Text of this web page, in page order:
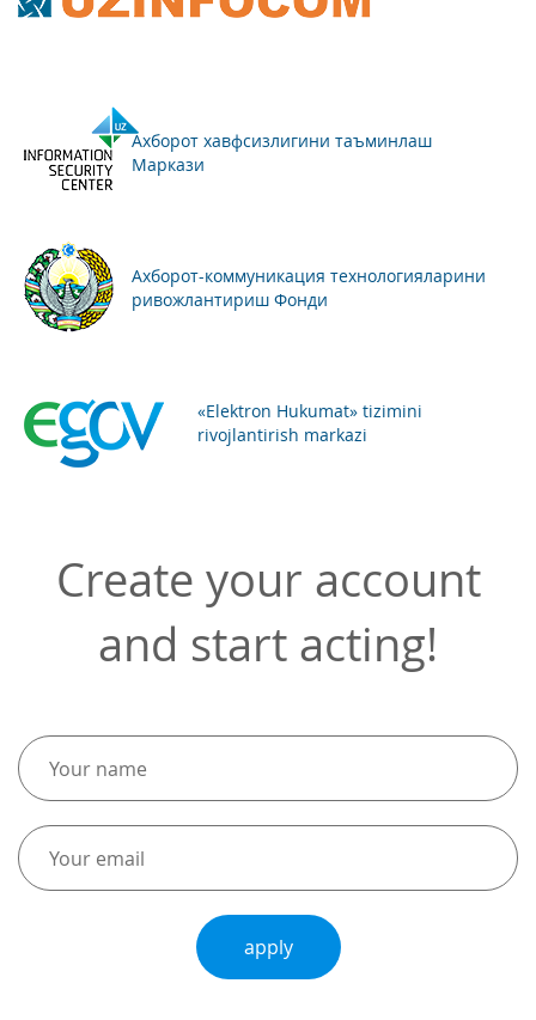
Ахборот хавфсизлигини таъминлаш
Маркази
Ахборот-коммуникация технологияларини
ривожлантириш Фонди
«Elektron Hukumat» tizimini
rivojlantirish markazi
Create your account
and start acting!
apply